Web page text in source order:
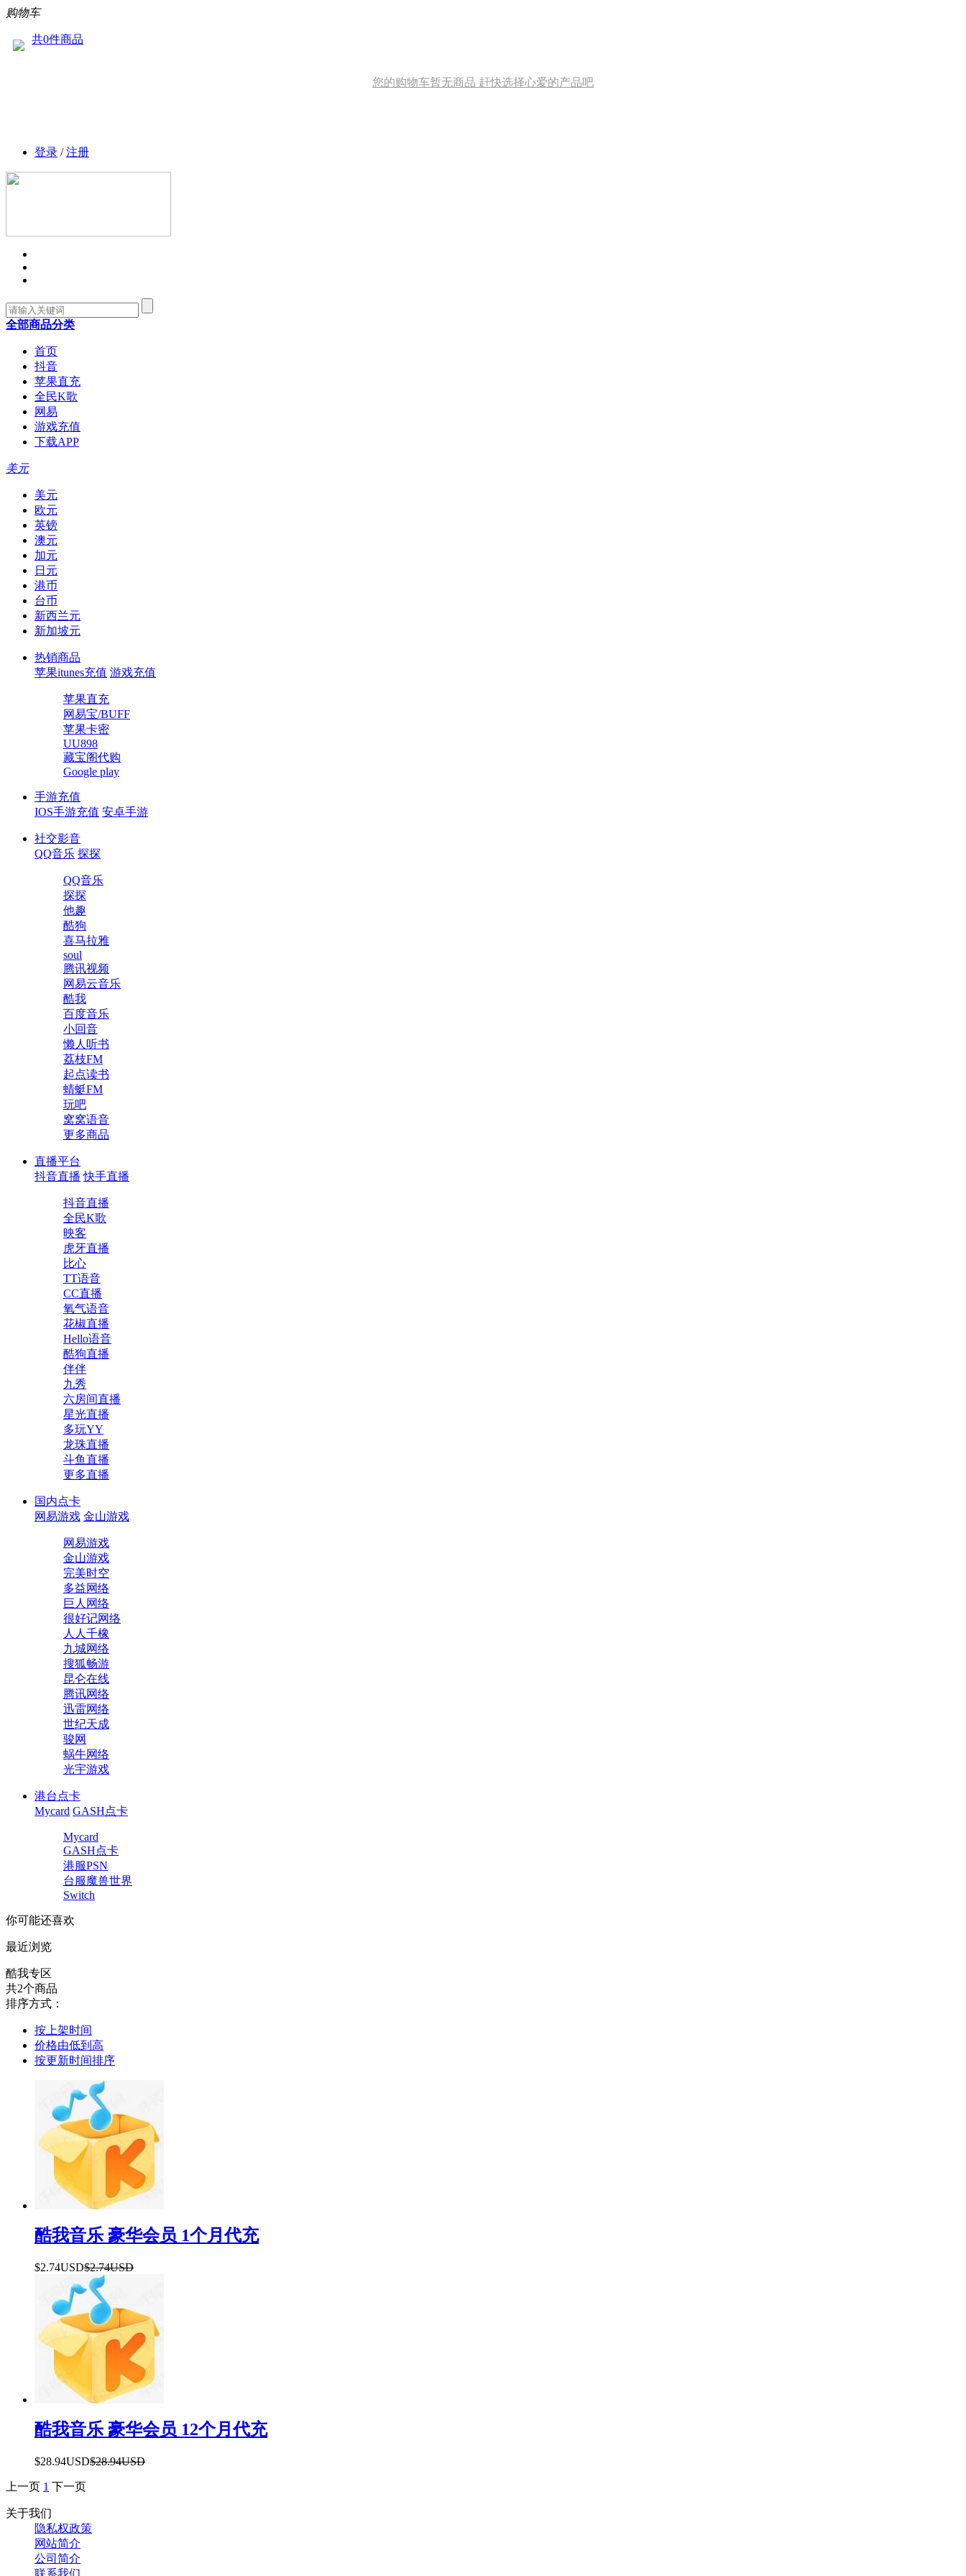
购物车
共0件商品
您的购物车暂无商品 赶快选择心爱的产品吧
登录 /注册
全部商品分类
首页
抖音
苹果直充
全民K歌
网易
游戏充值
下载APP
美元
美元
欧元
英镑
澳元
加元
日元
港币
台币
新西兰元
新加坡元
热销商品
苹果itunes充值 游戏充值
苹果直充
网易宝/BUFF
苹果卡密
UU898
藏宝阁代购
Google play
手游充值
IOS手游充值 安卓手游
社交影音
QQ音乐 探探
QQ音乐
探探
他趣
酷狗
喜马拉雅
soul
腾讯视频
网易云音乐
酷我
百度音乐
小回音
懒人听书
荔枝FM
起点读书
蜻蜓FM
玩吧
窝窝语音
更多商品
直播平台
抖音直播 快手直播
抖音直播
全民K歌
映客
虎牙直播
比心
TT语音
CC直播
氧气语音
花椒直播
Hello语音
酷狗直播
伴伴
九秀
六房间直播
星光直播
多玩YY
龙珠直播
斗鱼直播
更多直播
国内点卡
网易游戏 金山游戏
网易游戏
金山游戏
完美时空
多益网络
巨人网络
很好记网络
人人千橡
九城网络
搜狐畅游
昆仑在线
腾讯网络
迅雷网络
世纪天成
骏网
蜗牛网络
光宇游戏
港台点卡
Mycard GASH点卡
Mycard
GASH点卡
港服PSN
台服魔兽世界
Switch
你可能还喜欢
最近浏览
酷我专区
共2个商品
排序方式：
按上架时间
价格由低到高
按更新时间排序
酷我音乐 豪华会员 1个月代充
$2.74USD$2.74USD
酷我音乐 豪华会员 12个月代充
$28.94USD$28.94USD
上一页 1 下一页
关于我们
隐私权政策
网站简介
公司简介
联系我们